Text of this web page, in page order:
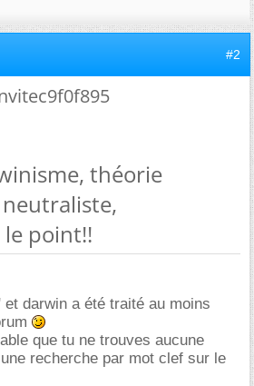
#2
théorie
point!!
darwin a été traité au moins
que tu ne trouves aucune
recherche par mot clef sur le